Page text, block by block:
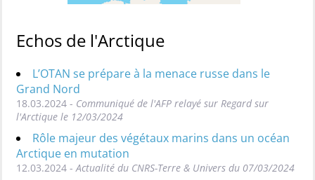
Echos de l'Arctique
L’OTAN se prépare à la menace russe dans le
Grand Nord
18.03.2024 - Communiqué de l'AFP relayé sur Regard sur
l'Arctique le 12/03/2024
Rôle majeur des végétaux marins dans un océan
Arctique en mutation
12.03.2024 - Actualité du CNRS-Terre & Univers du 07/03/2024